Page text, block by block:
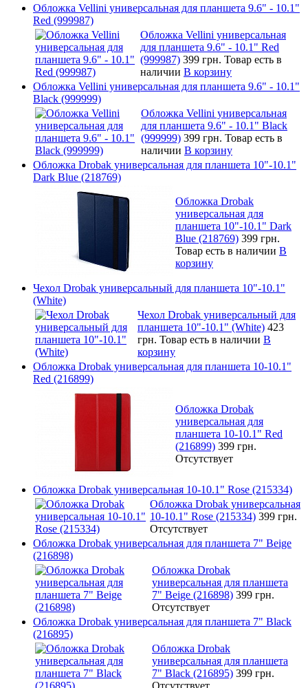
Обложка Vellini универсальная для планшета 9.6" - 10.1"
Red (999987)
Обложка Vellini универсальная
для планшета 9.6" - 10.1" Red
(999987) 399 грн. Товар есть в
наличии В корзину
Обложка Vellini универсальная для планшета 9.6" - 10.1"
Black (999999)
Обложка Vellini универсальная
для планшета 9.6" - 10.1" Black
(999999) 399 грн. Товар есть в
наличии В корзину
Обложка Drobak универсальная для планшета 10"-10.1"
Dark Blue (218769)
Обложка Drobak
универсальная для
планшета 10"-10.1" Dark
Blue (218769) 399 грн.
Товар есть в наличии В
корзину
Чехол Drobak универсальный для планшета 10"-10.1"
(White)
Чехол Drobak универсальный для
планшета 10"-10.1" (White) 423
грн. Товар есть в наличии В
корзину
Обложка Drobak универсальная для планшета 10-10.1"
Red (216899)
Обложка Drobak
универсальная для
планшета 10-10.1" Red
(216899) 399 грн.
Отсутствует
Обложка Drobak универсальная 10-10.1" Rose (215334)
Обложка Drobak универсальная
10-10.1" Rose (215334) 399 грн.
Отсутствует
Обложка Drobak универсальная для планшета 7" Beige
(216898)
Обложка Drobak
универсальная для планшета
7" Beige (216898) 399 грн.
Отсутствует
Обложка Drobak универсальная для планшета 7" Black
(216895)
Обложка Drobak
универсальная для планшета
7" Black (216895) 399 грн.
Отсутствует